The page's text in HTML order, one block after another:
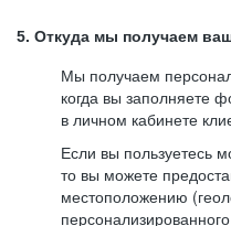
5. Откуда мы получаем
Мы получаем
когда вы заполняете
в личном кабинете
Если вы пользуетесь
то вы можете
местоположению